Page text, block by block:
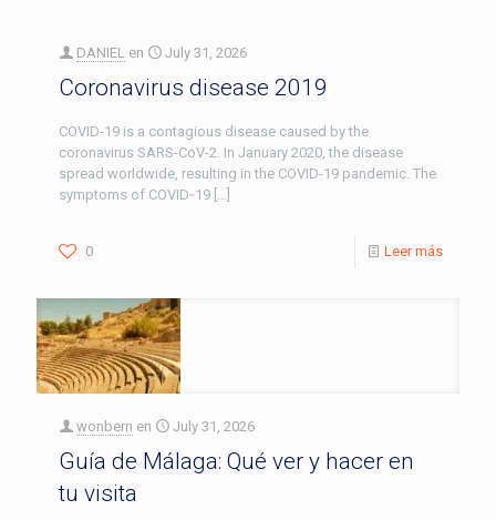
DANIEL en July 31, 2026
Coronavirus disease 2019
COVID-19 is a contagious disease caused by the
coronavirus SARS-CoV-2. In January 2020, the disease
spread worldwide, resulting in the COVID-19 pandemic. The
symptoms of COVID‑19
0 Leer más
wonbern en July 31, 2026
Guía de Málaga: Qué ver y hacer en
tu visita